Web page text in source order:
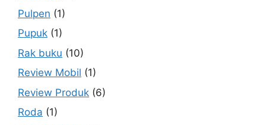
Pulpen (1)
Pupuk (1)
Rak buku (10)
Review Mobil (1)
Review Produk (6)
Roda (1)